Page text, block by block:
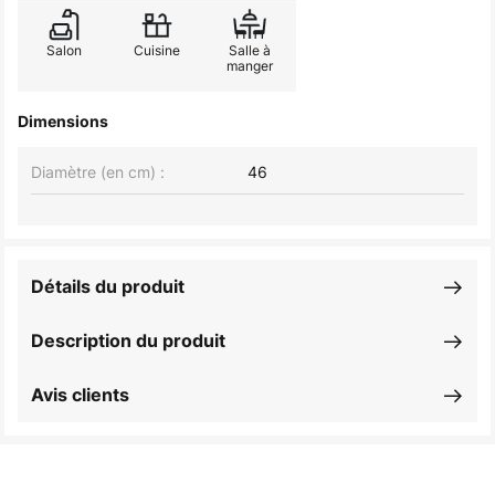
Salon Cuisine
Salle à
manger
Dimensions
Diamètre (en cm) : 46
Description du produit
Détails du produit
Avis clients